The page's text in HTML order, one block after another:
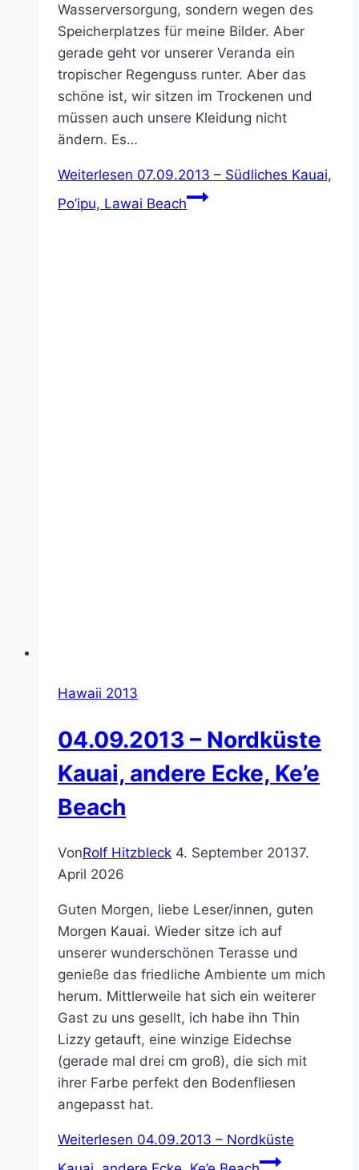
Wasserversorgung, sondern wegen des
Speicherplatzes für meine Bilder. Aber
gerade geht vor unserer Veranda ein
tropischer Regenguss runter. Aber das
schöne ist, wir sitzen im Trockenen und
müssen auch unsere Kleidung nicht
ändern. Es…
Weiterlesen 07.09.2013 – Südliches Kauai,
Po’ipu, Lawai Beach
Hawaii 2013
04.09.2013 – Nordküste
Kauai, andere Ecke, Ke’e
Beach
VonRolf Hitzbleck 4. September 20137.
April 2026
Guten Morgen, liebe Leser/innen, guten
Morgen Kauai. Wieder sitze ich auf
unserer wunderschönen Terasse und
genieße das friedliche Ambiente um mich
herum. Mittlerweile hat sich ein weiterer
Gast zu uns gesellt, ich habe ihn Thin
Lizzy getauft, eine winzige Eidechse
(gerade mal drei cm groß), die sich mit
ihrer Farbe perfekt den Bodenfliesen
angepasst hat.
Weiterlesen 04.09.2013 – Nordküste